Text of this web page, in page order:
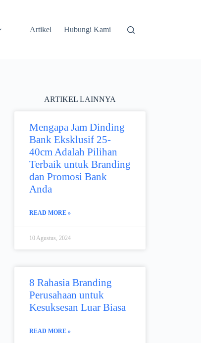
Artikel Hubungi Kami
ARTIKEL LAINNYA
Mengapa Jam Dinding
Bank Eksklusif 25-
40cm Adalah Pilihan
Terbaik untuk Branding
dan Promosi Bank
Anda
READ MORE »
10 Agustus, 2024
8 Rahasia Branding
Perusahaan untuk
Kesuksesan Luar Biasa
READ MORE »